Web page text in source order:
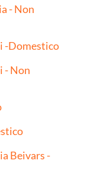
- Non
-Domestico
- Non
Beivars -